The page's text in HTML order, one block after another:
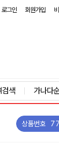
로그인 회원가입
검색 가나다
상품번호